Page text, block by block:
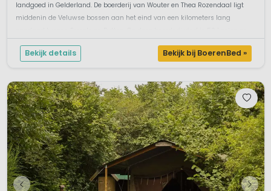
landgoed in Gelderland. De boerderij van Wouter en Thea Rozendaal ligt
middenin de Veluwse bossen aan het eind van een kilometers lang
een monument...
Bekijk details Bekijk bij BoerenBed »